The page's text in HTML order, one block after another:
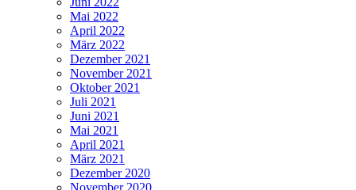
Mai 2022
April 2022
März 2022
Dezember 2021
November 2021
Oktober 2021
Juli 2021
Juni 2021
Mai 2021
April 2021
März 2021
Dezember 2020